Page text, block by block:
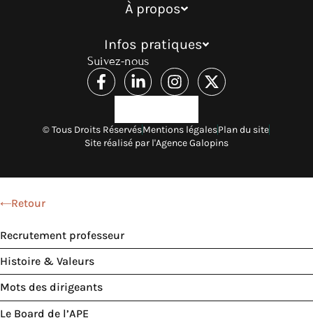
À propos
Infos pratiques
Suivez-nous
© Tous Droits RéservésMentions légalesPlan du site
Site réalisé par l'Agence Galopins
Retour
Recrutement professeur
Histoire & Valeurs
Mots des dirigeants
Le Board de l’APE